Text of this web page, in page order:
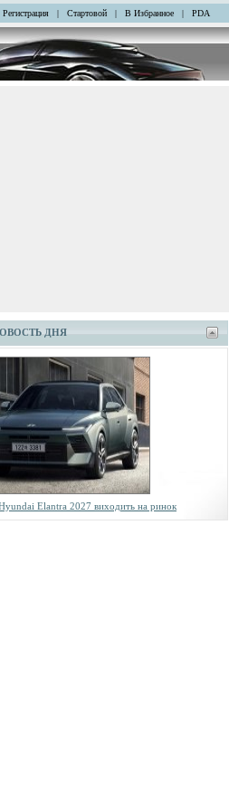
Регистрация | Стартовой | В Избранное | PDA
ДНЯ
Elantra 2027 виходить на ринок